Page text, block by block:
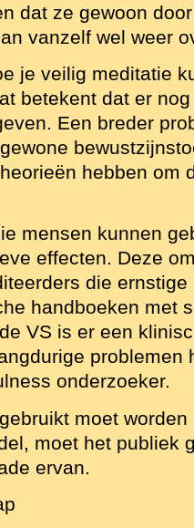
dat ze gewoon
vanzelf wel weer
je veilig meditatie
betekent dat er
Een breder
hebben om
mensen kunnen
effecten. Deze
die
handboeken met
VS is er een
problemen
onderzoeker.
moet
moet het publiek
ervan.